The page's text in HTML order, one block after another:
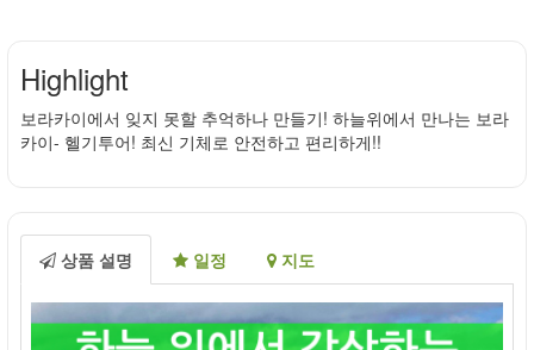
Highlight
보라카이에서 잊지 못할 추억하나 만들기! 하늘위에서 만나는 보라
카이- 헬기투어! 최신 기체로 안전하고 편리하게!!
상품 설명 일정 지도